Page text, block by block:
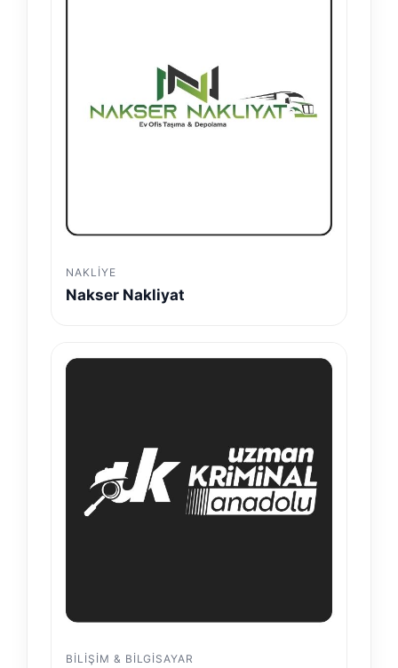
NAKLIYE
Nakser Nakliyat
BILIŞIM & BILGISAYAR